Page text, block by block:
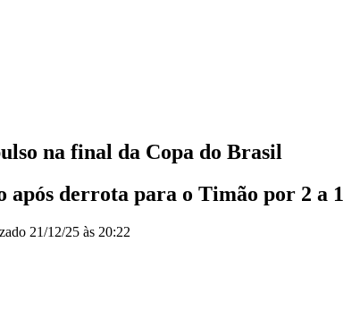
na final da Copa do Brasil
após derrota para o Timão por 2 a 1
21/12/25 às 20:22